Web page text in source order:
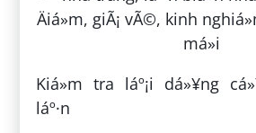
Kiá»m tra láº¡i dá»¥ng
láº·n